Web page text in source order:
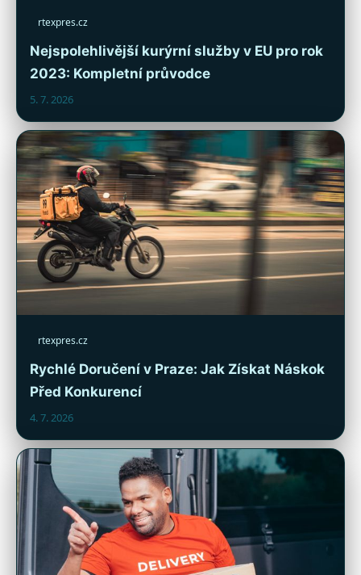
rtexpres.cz
Nejspolehlivější kurýrní služby v EU pro rok
2023: Kompletní průvodce
5. 7. 2026
rtexpres.cz
Rychlé Doručení v Praze: Jak Získat Náskok
Před Konkurencí
4. 7. 2026